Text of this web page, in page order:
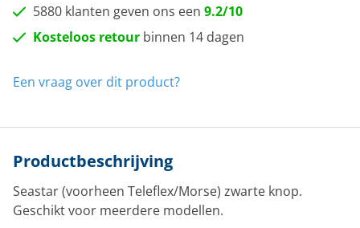
5880 klanten geven ons een 9.2/10
Kosteloos retour binnen 14 dagen
Een vraag over dit product?
Productbeschrijving
Seastar (voorheen Teleflex/Morse) zwarte knop.
Geschikt voor meerdere modellen.